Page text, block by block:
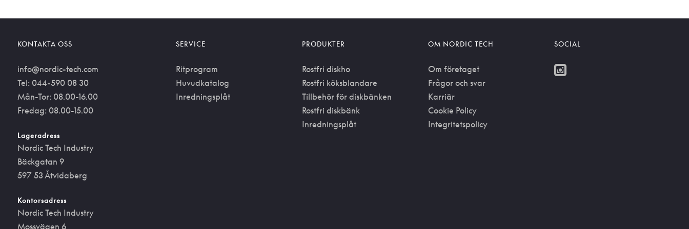
KONTAKTA OSS
info@nordic-tech.com
Tel: 044-590 08 30
Mån-Tor: 08.00-16.00
Fredag: 08.00-15.00
Lageradress
Nordic Tech Industry
Bäckgatan 9
597 53 Åtvidaberg
Kontorsadress
Nordic Tech Industry
Mossvägen 6
SERVICE
Ritprogram
Huvudkatalog
Inredningsplåt
PRODUKTER
Rostfri diskho
Rostfri köksblandare
Tillbehör för diskbänken
Rostfri diskbänk
Inredningsplåt
OM NORDIC TECH
Om företaget
Frågor och svar
Karriär
Cookie Policy
Integritetspolicy
SOCIAL